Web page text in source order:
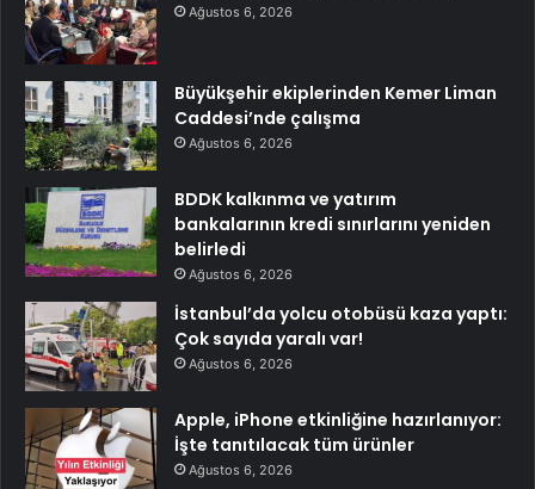
Ağustos 6, 2026
Büyükşehir ekiplerinden Kemer Liman
Caddesi’nde çalışma
Ağustos 6, 2026
BDDK kalkınma ve yatırım
bankalarının kredi sınırlarını yeniden
belirledi
Ağustos 6, 2026
İstanbul’da yolcu otobüsü kaza yaptı:
Çok sayıda yaralı var!
Ağustos 6, 2026
Apple, iPhone etkinliğine hazırlanıyor:
İşte tanıtılacak tüm ürünler
Ağustos 6, 2026